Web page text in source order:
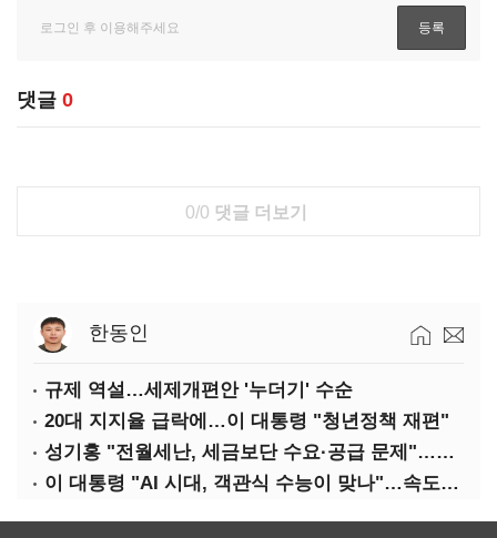
댓글 0
0/0 댓글 더보기
한동인
규제 역설…세제개편안 '누더기' 수순
20대 지지율 급락에…이 대통령 "청년정책 재편"
성기홍 "전월세난, 세금보단 수요·공급 문제"…닥공 시사
이 대통령 "AI 시대, 객관식 수능이 맞나"…속도전 '경계'